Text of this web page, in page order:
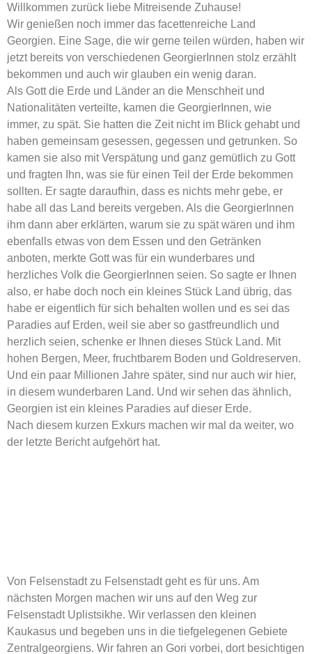
Willkommen zurück liebe Mitreisende Zuhause!
Wir genießen noch immer das facettenreiche Land
Georgien. Eine Sage, die wir gerne teilen würden, haben wir
jetzt bereits von verschiedenen GeorgierInnen stolz erzählt
bekommen und auch wir glauben ein wenig daran.
Als Gott die Erde und Länder an die Menschheit und
Nationalitäten verteilte, kamen die GeorgierInnen, wie
immer, zu spät. Sie hatten die Zeit nicht im Blick gehabt und
haben gemeinsam gesessen, gegessen und getrunken. So
kamen sie also mit Verspätung und ganz gemütlich zu Gott
und fragten Ihn, was sie für einen Teil der Erde bekommen
sollten. Er sagte daraufhin, dass es nichts mehr gebe, er
habe all das Land bereits vergeben. Als die GeorgierInnen
ihm dann aber erklärten, warum sie zu spät wären und ihm
ebenfalls etwas von dem Essen und den Getränken
anboten, merkte Gott was für ein wunderbares und
herzliches Volk die GeorgierInnen seien. So sagte er Ihnen
also, er habe doch noch ein kleines Stück Land übrig, das
habe er eigentlich für sich behalten wollen und es sei das
Paradies auf Erden, weil sie aber so gastfreundlich und
herzlich seien, schenke er Ihnen dieses Stück Land. Mit
hohen Bergen, Meer, fruchtbarem Boden und Goldreserven.
Und ein paar Millionen Jahre später, sind nur auch wir hier,
in diesem wunderbaren Land. Und wir sehen das ähnlich,
Georgien ist ein kleines Paradies auf dieser Erde.
Nach diesem kurzen Exkurs machen wir mal da weiter, wo
der letzte Bericht aufgehört hat.
Von Felsenstadt zu Felsenstadt geht es für uns. Am
nächsten Morgen machen wir uns auf den Weg zur
Felsenstadt Uplistsikhe. Wir verlassen den kleinen
Kaukasus und begeben uns in die tiefgelegenen Gebiete
Zentralgeorgiens. Wir fahren an Gori vorbei, dort besichtigen